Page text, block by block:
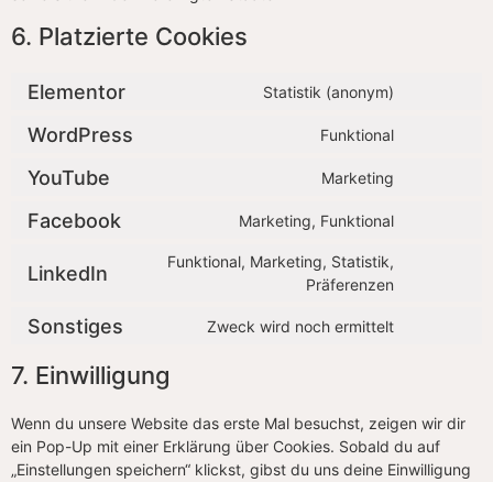
6. Platzierte Cookies
Elementor Statistik (anonym)
WordPress Funktional
YouTube Marketing
Facebook Marketing, Funktional
LinkedIn
Funktional, Marketing, Statistik,
Präferenzen
Sonstiges Zweck wird noch ermittelt
7. Einwilligung
Wenn du unsere Website das erste Mal besuchst, zeigen wir dir
ein Pop-Up mit einer Erklärung über Cookies. Sobald du auf
„Einstellungen speichern“ klickst, gibst du uns deine Einwilligung